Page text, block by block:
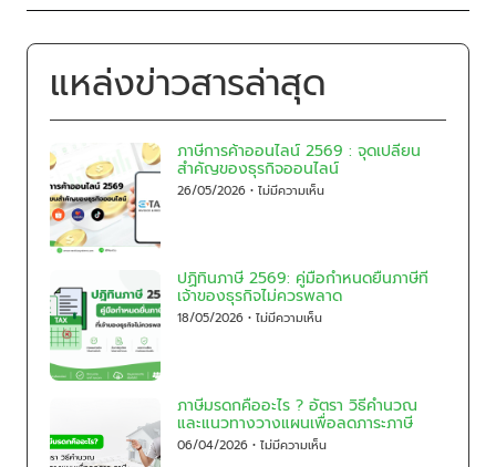
แหล่งข่าวสารล่าสุด
ภาษีการค้าออนไลน์ 2569 : จุดเปลี่ยน
สำคัญของธุรกิจออนไลน์
26/05/2026 ไม่มีความเห็น
ปฏิทินภาษี 2569: คู่มือกำหนดยื่นภาษีที่
เจ้าของธุรกิจไม่ควรพลาด
18/05/2026 ไม่มีความเห็น
ภาษีมรดกคืออะไร ? อัตรา วิธีคำนวณ
และแนวทางวางแผนเพื่อลดภาระภาษี
06/04/2026 ไม่มีความเห็น